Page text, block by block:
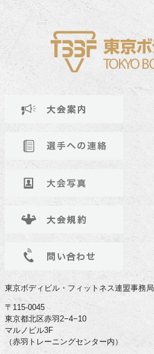
東京ボディビル・フィットネス連盟事務局
〒115-0045
東京都北区赤羽2−4−10
マルノビル3F
（赤羽トレーニングセンター内）